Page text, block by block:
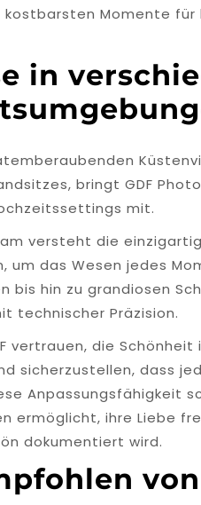
kostbarsten Momente
in
bringt GDF
mit.
versteht die
um das Wesen jedes
bis hin zu grandiosen
technischer Präzision.
vertrauen, die
sicherzustellen, dass
Anpassungsfähigkeit
ermöglicht, ihre Liebe
dokumentiert wird.